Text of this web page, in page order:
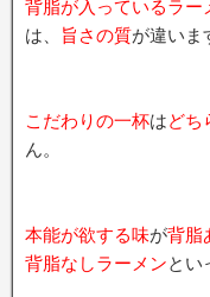
背脂が入っているラー
は、
旨さの質が違いま
こだわりの一杯はどち
ん。
本能が欲する味が背脂
背脂なしラーメンとい